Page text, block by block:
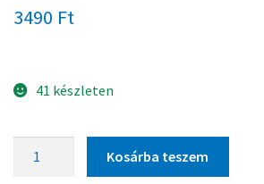
3490 Ft
41 készleten
Kosárba teszem